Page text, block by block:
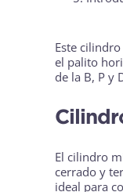
Este
el palito
de la B, P y
El cilindro
cerrado y
ideal para